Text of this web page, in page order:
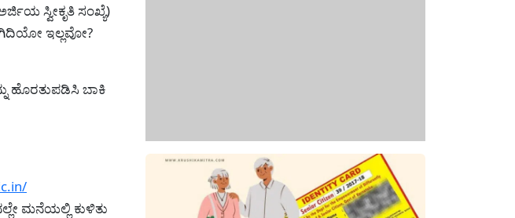
ಸ್ವೀಕೃತಿ ಸಂಖ್ಯೆ)
ಇಲ್ಲವೋ?
ಹೊರತುಪಡಿಸಿ ಬಾಕಿ
ಮನೆಯಲ್ಲಿ ಕುಳಿತು